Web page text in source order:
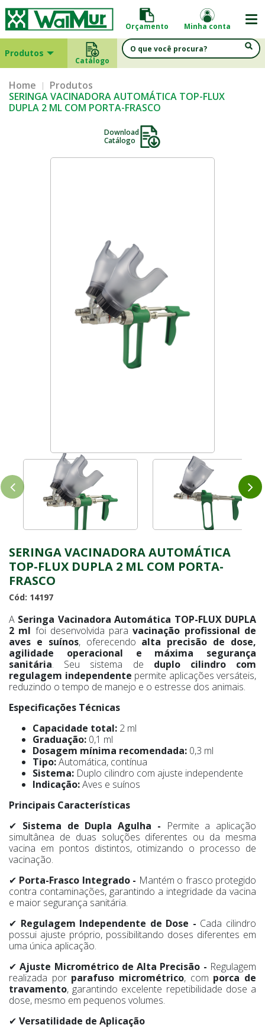
Orçamento Minha conta
Produtos
Catálogo
Home
Produtos
SERINGA VACINADORA AUTOMÁTICA TOP-FLUX
DUPLA 2 ML COM PORTA-FRASCO
Download
Catálogo
SERINGA VACINADORA AUTOMÁTICA
TOP-FLUX DUPLA 2 ML COM PORTA-
FRASCO
Cód: 14197
A Seringa Vacinadora Automática TOP-FLUX DUPLA
2 ml foi desenvolvida paravacinação profissional de
aves e suínos, oferecendo alta precisão de dose,
agilidade operacional e máxima segurança
sanitária. Seu sistema de duplo cilindro com
regulagem independente permite aplicações versáteis,
reduzindo o tempo de manejo e o estresse dos animais.
Especificações Técnicas
Capacidade total: 2 ml
Graduação: 0,1 ml
Dosagem mínima recomendada: 0,3 ml
Tipo:Automática, contínua
Sistema: Duplo cilindro com ajuste independente
Indicação:Aves e suínos
Principais Características
✔ Sistema de Dupla Agulha - Permite a aplicação
simultânea de duas soluções diferentes ou da mesma
vacina em pontos distintos, otimizando o processo de
vacinação.
✔ Porta-Frasco Integrado - Mantém o frasco protegido
contra contaminações, garantindo a integridade da vacina
e maior segurança sanitária.
✔ Regulagem Independente de Dose - Cada cilindro
possui ajuste próprio, possibilitando doses diferentes em
uma única aplicação.
✔Ajuste Micrométrico de Alta Precisão - Regulagem
realizada por parafuso micrométrico, com porca de
travamento, garantindo excelente repetibilidade dose a
dose, mesmo em pequenos volumes.
✔ Versatilidade de Aplicação